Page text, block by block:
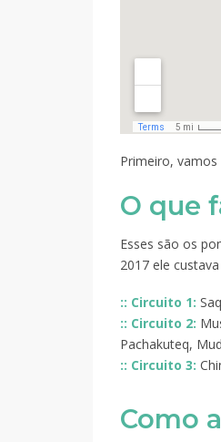
Primeiro,
O que
Esses são os
2017 ele
:: Circuito 1:
:: Circuito 2:
Pachakuteq,
:: Circuito 3:
Como